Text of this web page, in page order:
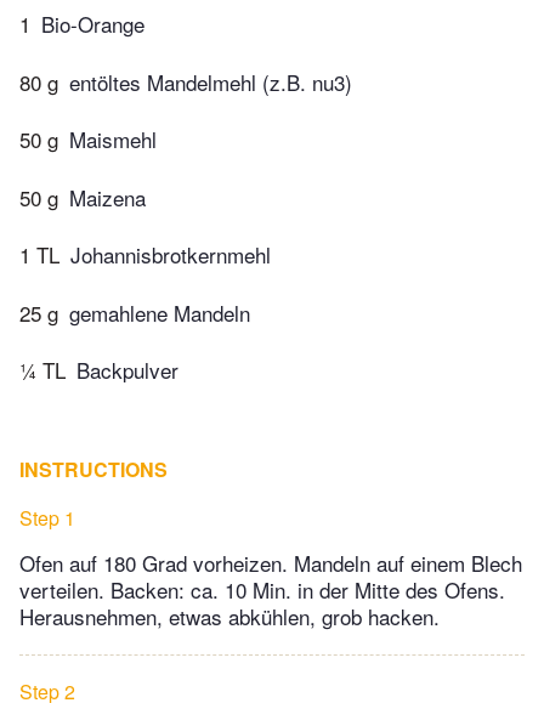
1 Bio-Orange
80 g entöltes Mandelmehl (z.B. nu3)
50 g Maismehl
50 g Maizena
1 TL Johannisbrotkernmehl
25 g gemahlene Mandeln
¼ TL Backpulver
INSTRUCTIONS
Step 1
Ofen auf 180 Grad vorheizen. Mandeln auf einem Blech
verteilen. Backen: ca. 10 Min. in der Mitte des Ofens.
Herausnehmen, etwas abkühlen, grob hacken.
Step 2